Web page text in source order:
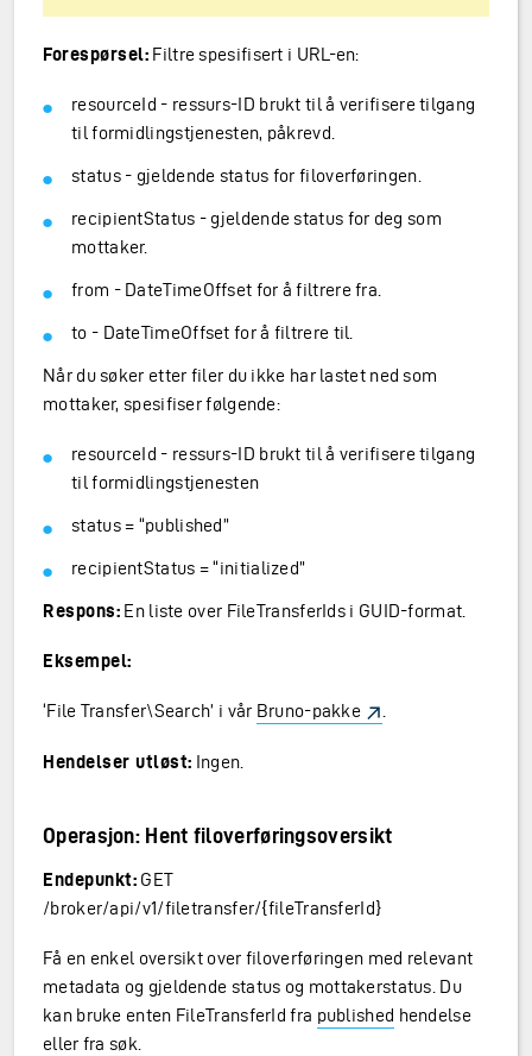
Forespørsel: Filtre spesifisert i URL-en:
resourceId - ressurs-ID brukt til å verifisere tilgang
til formidlingstjenesten, påkrevd.
status - gjeldende status for filoverføringen.
recipientStatus - gjeldende status for deg som
mottaker.
from - DateTimeOffset for å filtrere fra.
to - DateTimeOffset for å filtrere til.
Når du søker etter filer du ikke har lastet ned som
mottaker, spesifiser følgende:
resourceId - ressurs-ID brukt til å verifisere tilgang
til formidlingstjenesten
status = “published”
recipientStatus = “initialized”
Respons: En liste over FileTransferIds i GUID-format.
Eksempel:
‘File Transfer\Search’ i vår Bruno-pakke
Hendelser utløst: Ingen.
Operasjon: Hent filoverføringsoversikt
Endepunkt: GET
/broker/api/v1/filetransfer/{fileTransferId}
Få en enkel oversikt over filoverføringen med relevant
metadata og gjeldende status og mottakerstatus. Du
kan bruke enten FileTransferId fra published hendelse
eller fra søk